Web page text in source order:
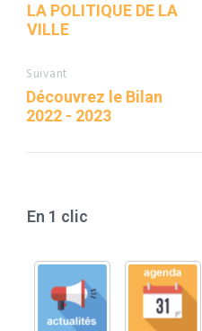
LA POLITIQUE DE LA
VILLE
Suivant
Découvrez le Bilan
2022 - 2023
En 1 clic